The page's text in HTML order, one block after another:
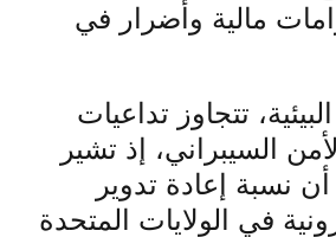
مالية وأضرار في
تتجاوز تداعيات
السيبراني، إذ تشير
نسبة إعادة تدوير
في الولايات المتحدة